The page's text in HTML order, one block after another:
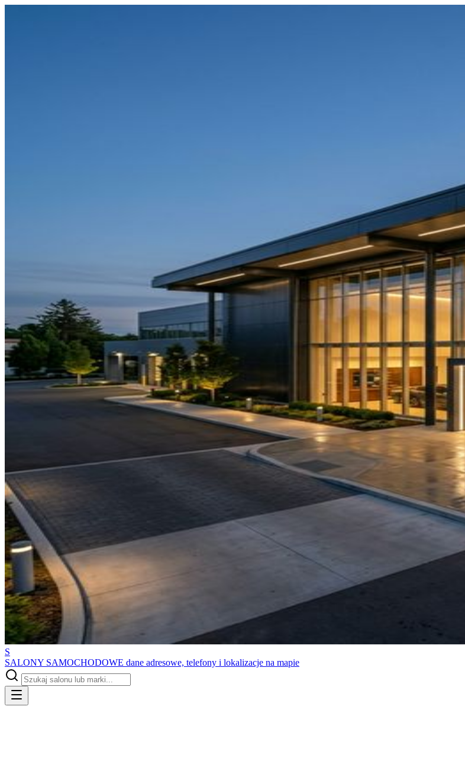
S
SALONY SAMOCHODOWE dane adresowe, telefony i lokalizacje na mapie